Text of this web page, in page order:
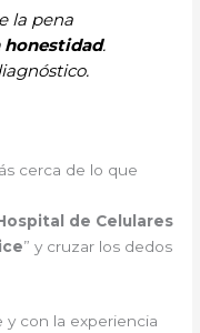
la pena
honestidad.
cerca de lo que
de Celulares
” y cruzar los dedos
con la experiencia